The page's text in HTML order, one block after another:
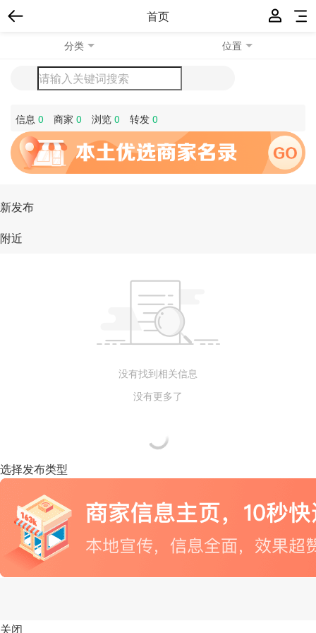
首页
分类 位置
信息 0 商家 0 浏览 0 转发 0
新发布
附近
没有找到相关信息
没有更多了
选择发布类型
关闭